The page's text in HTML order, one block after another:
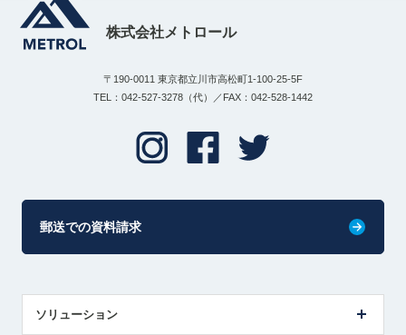
株式会社メトロール
〒190-0011 東京都立川市高松町1-100-25-5F
TEL：042-527-3278（代）／FAX：042-528-1442
郵送での資料請求
ソリューション